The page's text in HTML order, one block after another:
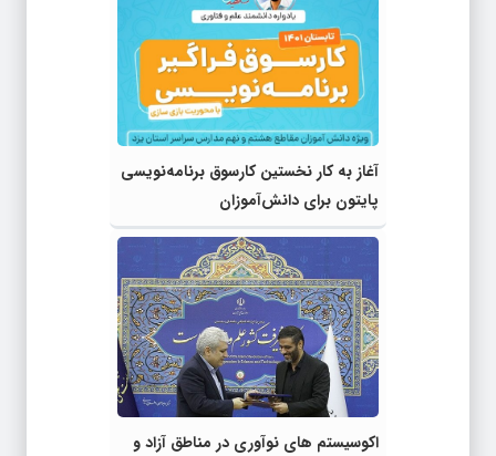
آغاز به کار نخستین کارسوق برنامه‌نویسی
پایتون برای دانش‌آموزان
اکوسیستم های نوآوری در مناطق آزاد و